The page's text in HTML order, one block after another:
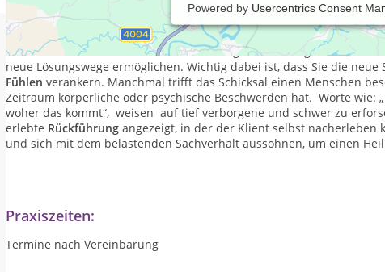
Powered by Usercentrics Consent
Durch die Arbeit mit dem Systemischen Konzept, führe ich Sie wie
erlaubt Ihnen einen distanzierten Blick auf Ihr Familien- oder
Oft werden hier Verhaltens- und Handlungsweisen aufgedeckt, die
neue Lösungswege ermöglichen. Wichtig dabei ist, dass Sie die
Fühlen verankern. Manchmal trifft das Schicksal einen Menschen
Zeitraum körperliche oder psychische Beschwerden hat. Worte wie:
woher das kommt“, weisen auf tief verborgene und schwer zu
erlebte Rückführung angezeigt, in der der Klient selbst
und sich mit dem belastenden Sachverhalt aussöhnen, um einen
Praxiszeiten:
Termine nach Vereinbarung